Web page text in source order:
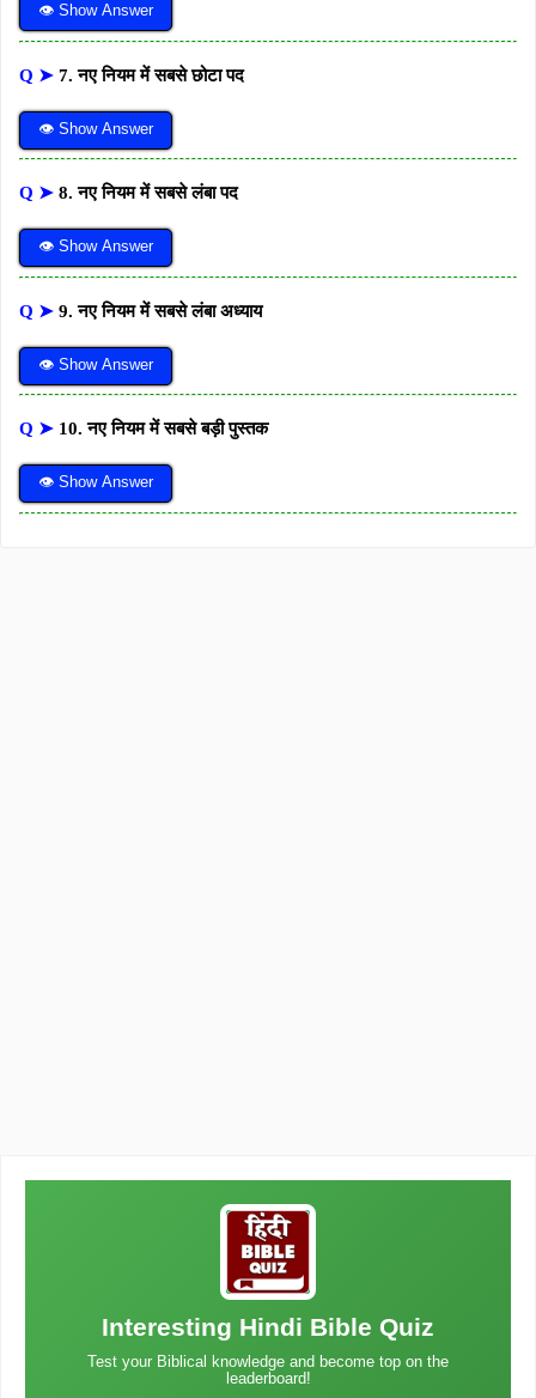
👁 Show Answer
Q ➤ 7. नए नियम में सबसे छोटा पद
👁 Show Answer
Q ➤ 8. नए नियम में सबसे लंबा पद
👁 Show Answer
Q ➤ 9. नए नियम में सबसे लंबा अध्याय
👁 Show Answer
Q ➤ 10. नए नियम में सबसे बड़ी पुस्तक
👁 Show Answer
Interesting Hindi Bible Quiz
Test your Biblical knowledge and become top on the
leaderboard!